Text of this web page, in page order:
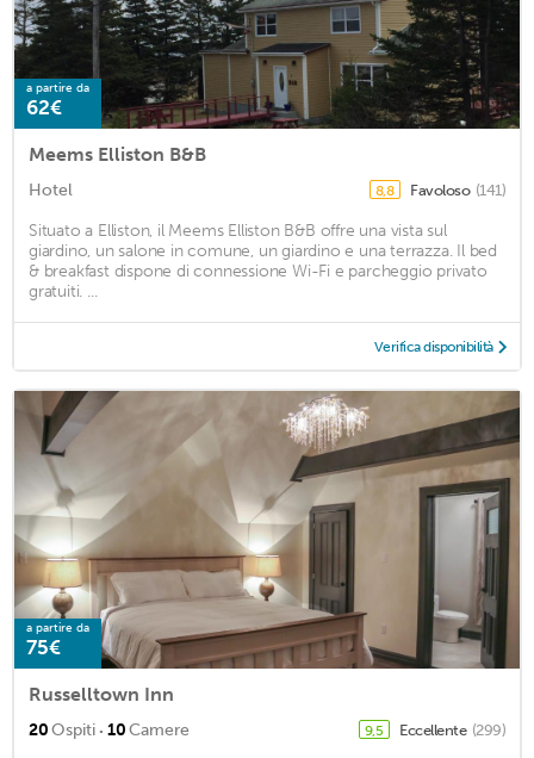
a partire da
62€
Meems Elliston B&B
Hotel 8,8 Favoloso (141)
Situato a Elliston, il Meems Elliston B&B offre una vista sul
giardino, un salone in comune, un giardino e una terrazza. Il bed
& breakfast dispone di connessione Wi-Fi e parcheggio privato
gratuiti. ...
Verifica disponibilità
a partire da
75€
Russelltown Inn
20Ospiti · 10Camere 9,5 Eccellente (299)